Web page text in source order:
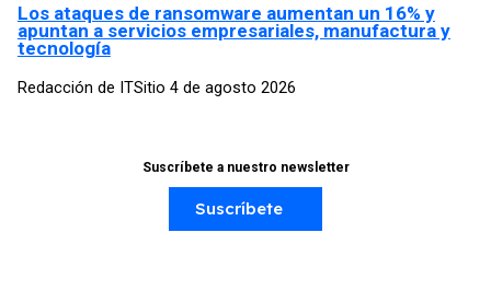
Los ataques de ransomware aumentan un 16% y
apuntan a servicios empresariales, manufactura y
tecnología
Redacción de ITSitio 4 de agosto 2026
Suscríbete a nuestro newsletter
Suscríbete